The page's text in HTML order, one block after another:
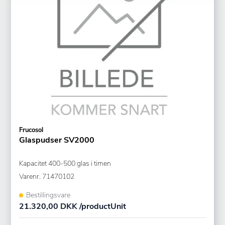
Frucosol
Glaspudser SV2000
Kapacitet 400-500 glas i timen
Varenr. 71470102
Bestillingsvare
21.320,00 DKK /productUnit